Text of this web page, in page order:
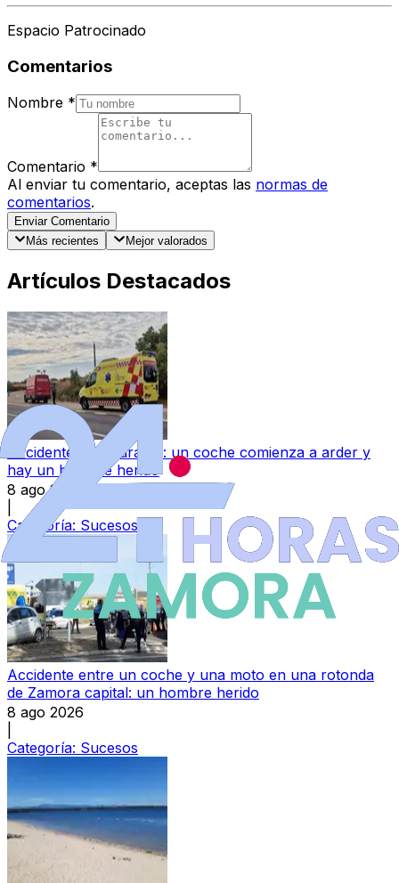
Espacio Patrocinado
Comentarios
Nombre *
Comentario *
Al enviar tu comentario, aceptas las normas de
comentarios.
Enviar Comentario
Más recientes
Mejor valorados
Artículos Destacados
Accidente en Villaralbo: un coche comienza a arder y
hay un hombre herido
8 ago 2026
Categoría: Sucesos
Accidente entre un coche y una moto en una rotonda
de Zamora capital: un hombre herido
8 ago 2026
Categoría: Sucesos